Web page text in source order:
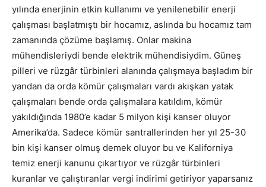
yılında enerjinin etkin kullanımı ve yenilenebilir enerji
çalışması başlatmıştı bir hocamız, aslında bu hocamız tam
zamanında çözüme başlamış. Onlar makina
mühendisleriydi bende elektrik mühendisiydim. Güneş
pilleri ve rüzgâr türbinleri alanında çalışmaya başladım bir
yandan da orda kömür çalışmaları vardı akışkan yatak
çalışmaları bende orda çalışmalara katıldım, kömür
yakıldığında 1980’e kadar 5 milyon kişi kanser oluyor
Amerika’da. Sadece kömür santrallerinden her yıl 25-30
bin kişi kanser olmuş demek oluyor bu ve Kaliforniya
temiz enerji kanunu çıkartıyor ve rüzgâr türbinleri
kuranlar ve çalıştıranlar vergi indirimi getiriyor yaparsanız